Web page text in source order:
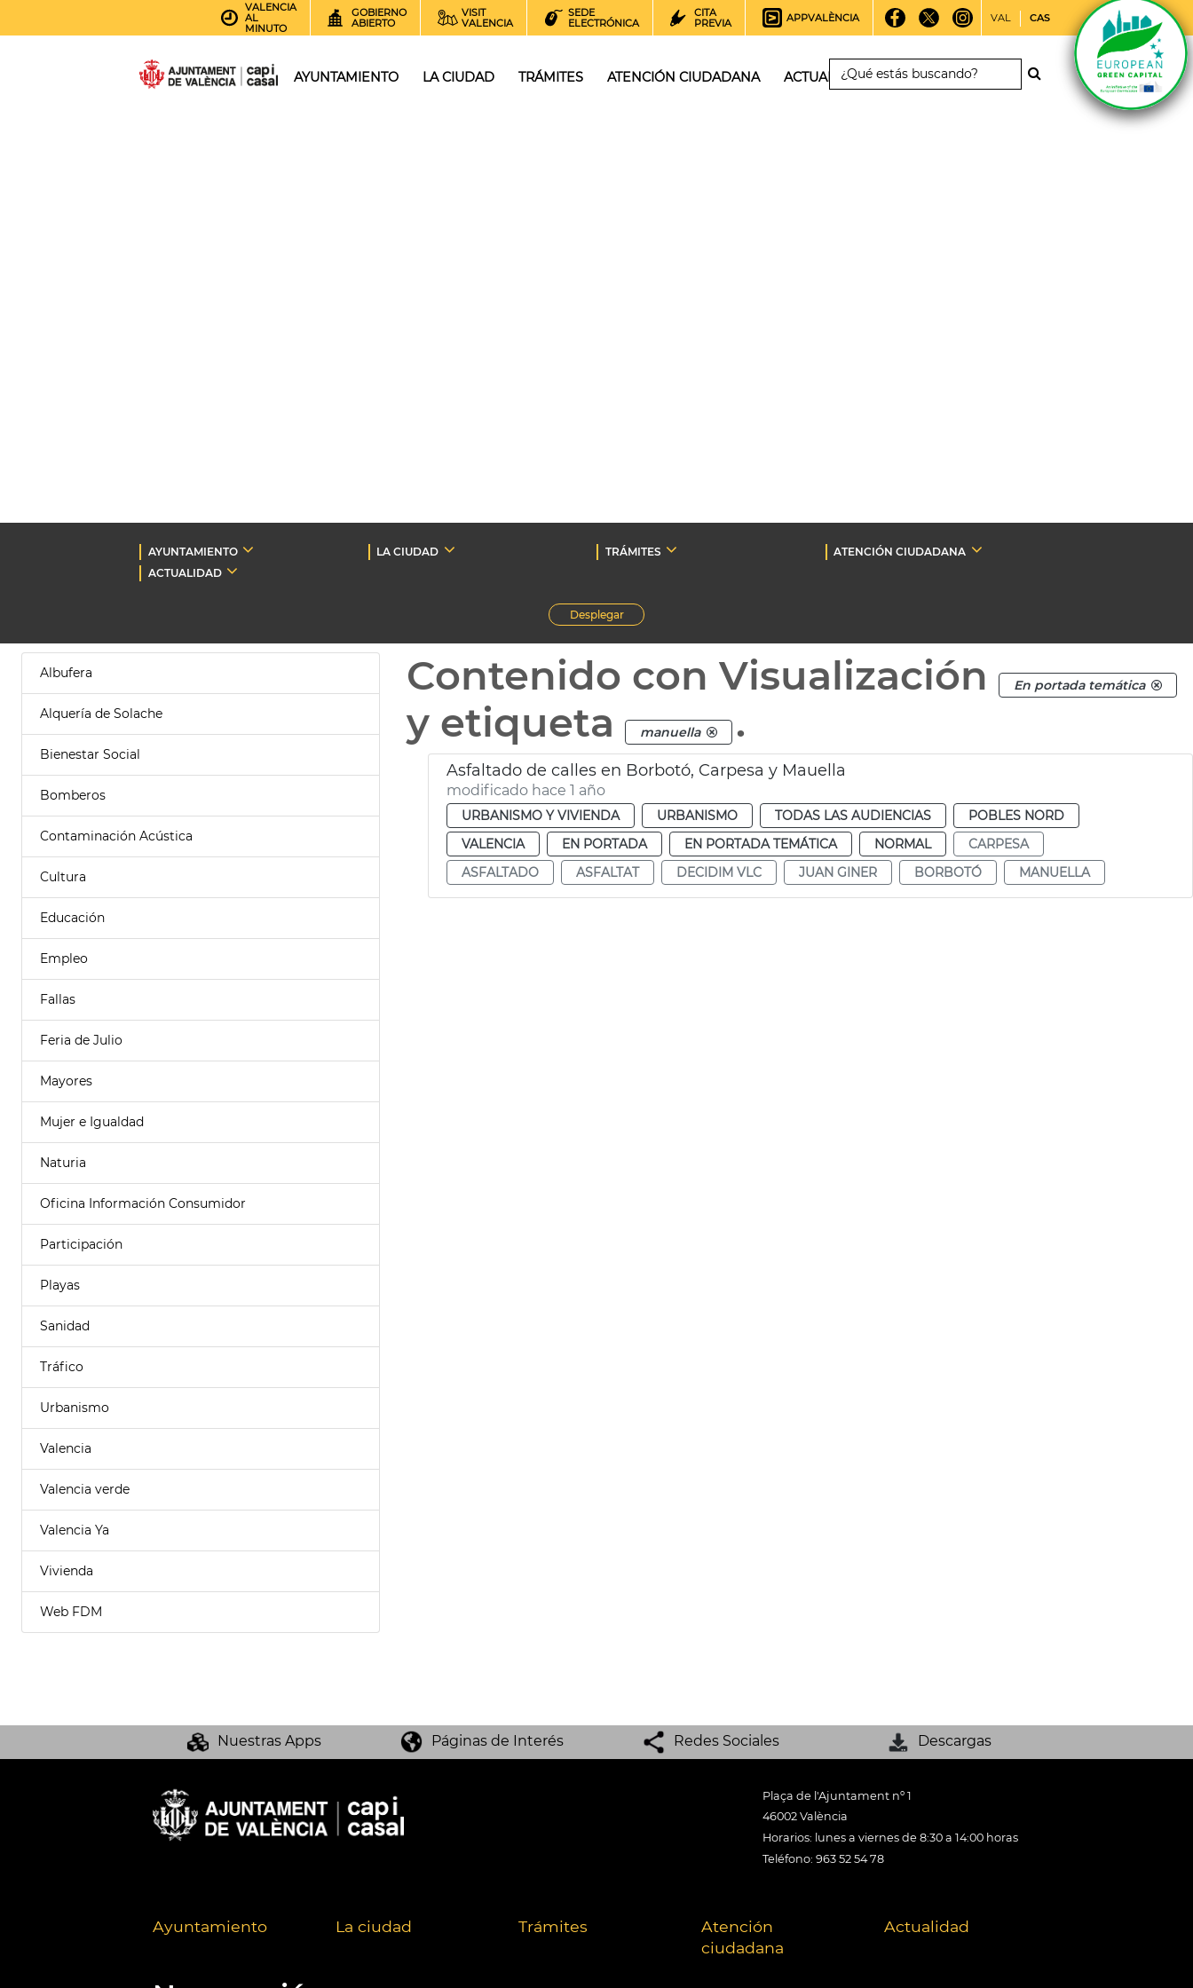
VALENCIA
AL
MINUTO
GOBIERNO
ABIERTO
VISIT
VALENCIA
SEDE
ELECTRÓNICA
CITA
PREVIA
APPVALÈNCIA VAL CAS
AYUNTAMIENTO LA CIUDAD TRÁMITES ATENCIÓN CIUDADANA ACTUALIDAD
AYUNTAMIENTO LA CIUDAD TRÁMITES
ATENCIÓN CIUDADANA
ACTUALIDAD
Desplegar
Albufera
Alquería de Solache
Bienestar Social
Bomberos
Contaminación Acústica
Cultura
Educación
Empleo
Fallas
Feria de Julio
Mayores
Mujer e Igualdad
Naturia
Oficina Información Consumidor
Participación
Playas
Sanidad
Tráfico
Urbanismo
Valencia
Valencia verde
Valencia Ya
Vivienda
Web FDM
Contenido con Visualización En portada temática
y etiqueta manuella .
Asfaltado de calles en Borbotó, Carpesa y Mauella
modificado hace 1 año
URBANISMO Y VIVIENDA URBANISMO TODAS LAS AUDIENCIAS
POBLES NORD
VALENCIA
EN PORTADA EN PORTADA TEMÁTICA NORMAL
CARPESA
ASFALTADO
ASFALTAT DECIDIM VLC JUAN GINER BORBOTÓ MANUELLA
Nuestras Apps Páginas de Interés Redes Sociales Descargas
Plaça de l'Ajuntament nº 1
46002 València
Horarios: lunes a viernes de 8:30 a 14:00 horas
Teléfono: 963 52 54 78
Ayuntamiento La ciudad Trámites
Atención
ciudadana
Actualidad